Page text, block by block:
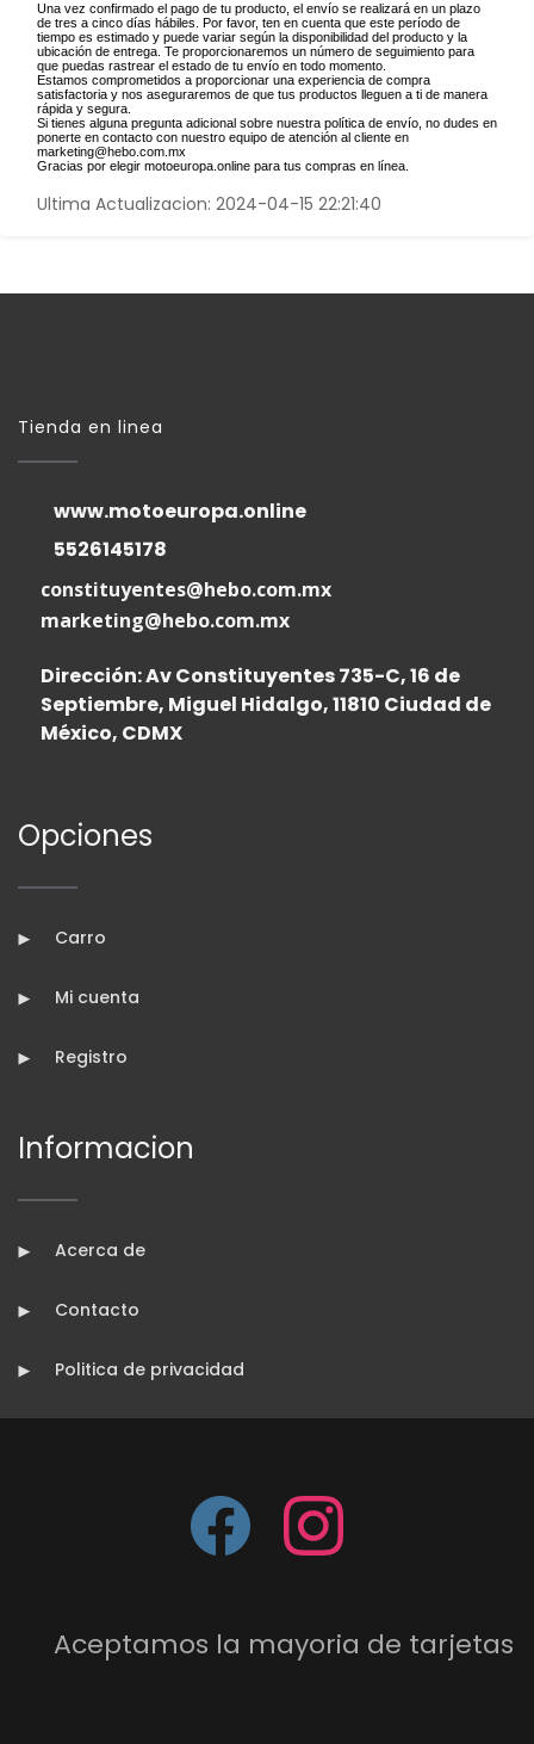
Una vez confirmado el pago de tu producto, el envío se realizará en un plazo
de tres a cinco días hábiles. Por favor, ten en cuenta que este período de
tiempo es estimado y puede variar según la disponibilidad del producto y la
ubicación de entrega. Te proporcionaremos un número de seguimiento para
que puedas rastrear el estado de tu envío en todo momento.
Estamos comprometidos a proporcionar una experiencia de compra
satisfactoria y nos aseguraremos de que tus productos lleguen a ti de manera
rápida y segura.
Si tienes alguna pregunta adicional sobre nuestra política de envío, no dudes en
ponerte en contacto con nuestro equipo de atención al cliente en
marketing@hebo.com.mx
Gracias por elegir motoeuropa.online para tus compras en línea.
Ultima Actualizacion: 2024-04-15 22:21:40
Tienda en linea
www.motoeuropa.online
5526145178
constituyentes@hebo.com.mx
marketing@hebo.com.mx
Dirección: Av Constituyentes 735-C, 16 de
Septiembre, Miguel Hidalgo, 11810 Ciudad de
México, CDMX
Opciones
Carro
Mi cuenta
Registro
Informacion
Acerca de
Contacto
Politica de privacidad
Aceptamos la mayoria de tarjetas